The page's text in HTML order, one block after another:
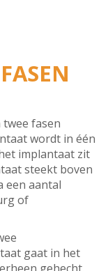
fasen
wordt in één
implantaat zit
steekt boven
een aantal
of
gaat in het